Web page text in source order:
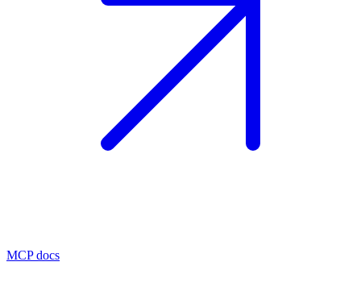
MCP docs